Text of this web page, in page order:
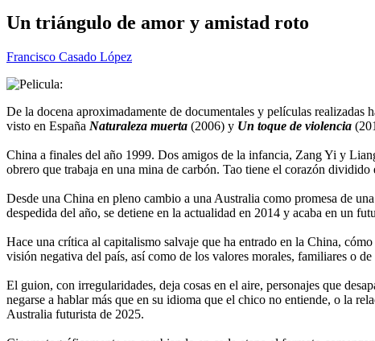
Un triángulo de amor y amistad roto
Francisco Casado López
De la docena aproximadamente de documentales y películas
visto en España Naturaleza muerta (2006) y Un toque de violencia
China a finales del año 1999. Dos amigos de la infancia, Zang Yi y
obrero que trabaja en una mina de carbón. Tao tiene el corazón
Desde una China en pleno cambio a una Australia como promesa de
despedida del año, se detiene en la actualidad en 2014 y acaba en un
Hace una crítica al capitalismo salvaje que ha entrado en la China,
visión negativa del país, así como de los valores morales, familiares o
El guion, con irregularidades, deja cosas en el aire, personajes que
negarse a hablar más que en su idioma que el chico no entiende, o la
Australia futurista de 2025.